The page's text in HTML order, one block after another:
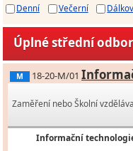
Denní
Večerní
Úplné střední
M 18-20-M/01
Zaměření nebo Školní
Informační